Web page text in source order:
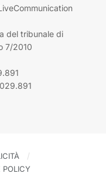
del tribunale di
7/2010
POLICY